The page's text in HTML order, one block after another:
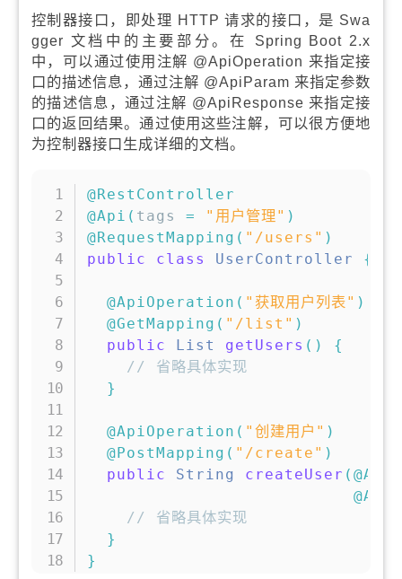
控制器接口，即处理 HTTP 请求的接口，是 Swa
gger 文档中的主要部分。在 Spring Boot 2.x
中，可以通过使用注解 @ApiOperation 来指定接
口的描述信息，通过注解 @ApiParam 来指定参数
的描述信息，通过注解 @ApiResponse 来指定接
口的返回结果。通过使用这些注解，可以很方便地
为控制器接口生成详细的文档。
@RestController
@Api ( tags = "用户管理" )
@RequestMapping ( "/users" )
public
class UserController {
@ApiOperation ( "获取用户列表" )
@GetMapping ( "/list" )
public
List getUsers ( )
{
// 省略具体实现
}
@ApiOperation ( "创建用户" )
@PostMapping ( "/create" )
public
String createUser (
// 省略具体实现
}
}